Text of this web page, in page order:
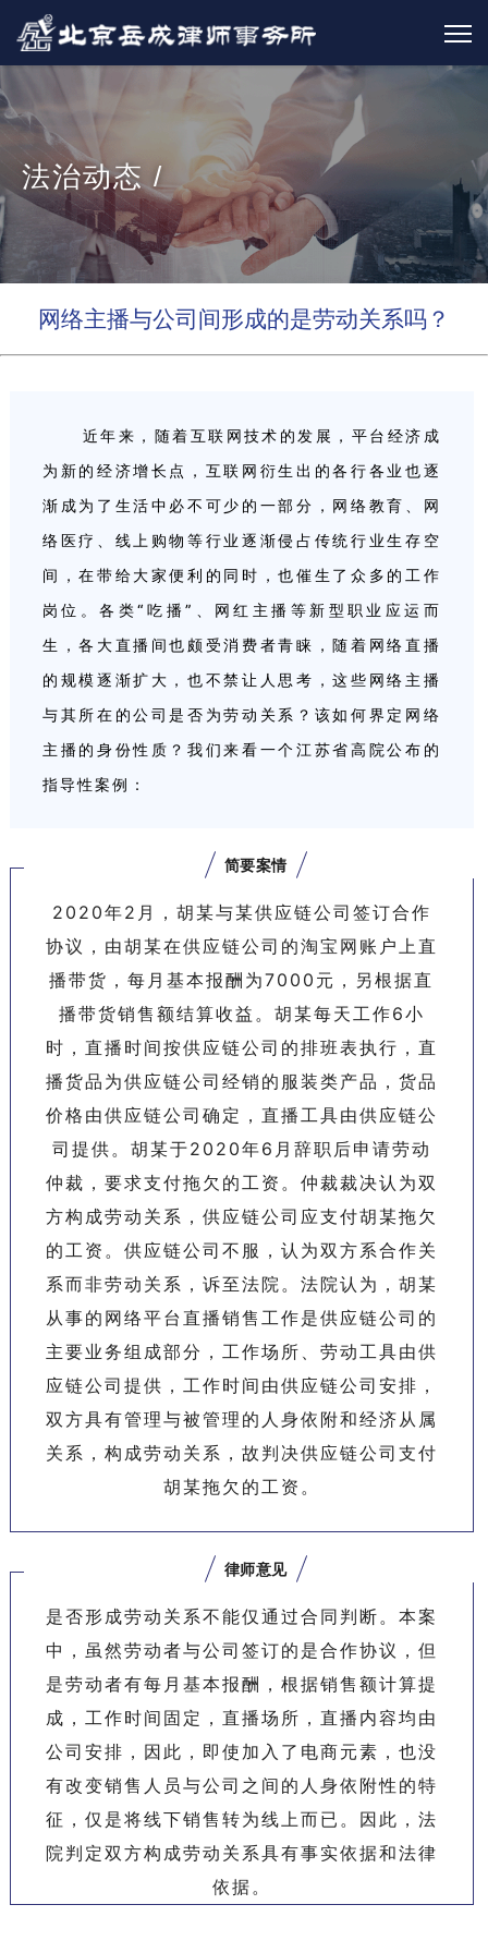
法治动态 /
网络主播与公司间形成的是劳动关系吗？
近年来，随着互联网技术的发展，平台经济成
为新的经济增长点，互联网衍生出的各行各业也逐
渐成为了生活中必不可少的一部分，网络教育、网
络医疗、线上购物等行业逐渐侵占传统行业生存空
间，在带给大家便利的同时，也催生了众多的工作
岗位。各类“吃播”、网红主播等新型职业应运而
生，各大直播间也颇受消费者青睐，随着网络直播
的规模逐渐扩大，也不禁让人思考，这些网络主播
与其所在的公司是否为劳动关系？该如何界定网络
主播的身份性质？我们来看一个江苏省高院公布的
指导性案例：
简要案情
2020年2月，胡某与某供应链公司签订合作
协议，由胡某在供应链公司的淘宝网账户上直
播带货，每月基本报酬为7000元，另根据直
播带货销售额结算收益。胡某每天工作6小
时，直播时间按供应链公司的排班表执行，直
播货品为供应链公司经销的服装类产品，货品
价格由供应链公司确定，直播工具由供应链公
司提供。胡某于2020年6月辞职后申请劳动
仲裁，要求支付拖欠的工资。仲裁裁决认为双
方构成劳动关系，供应链公司应支付胡某拖欠
的工资。供应链公司不服，认为双方系合作关
系而非劳动关系，诉至法院。法院认为，胡某
从事的网络平台直播销售工作是供应链公司的
主要业务组成部分，工作场所、劳动工具由供
应链公司提供，工作时间由供应链公司安排，
双方具有管理与被管理的人身依附和经济从属
关系，构成劳动关系，故判决供应链公司支付
胡某拖欠的工资。
律师意见
是否形成劳动关系不能仅通过合同判断。本案
中，虽然劳动者与公司签订的是合作协议，但
是劳动者有每月基本报酬，根据销售额计算提
成，工作时间固定，直播场所，直播内容均由
公司安排，因此，即使加入了电商元素，也没
有改变销售人员与公司之间的人身依附性的特
征，仅是将线下销售转为线上而已。因此，法
院判定双方构成劳动关系具有事实依据和法律
依据。